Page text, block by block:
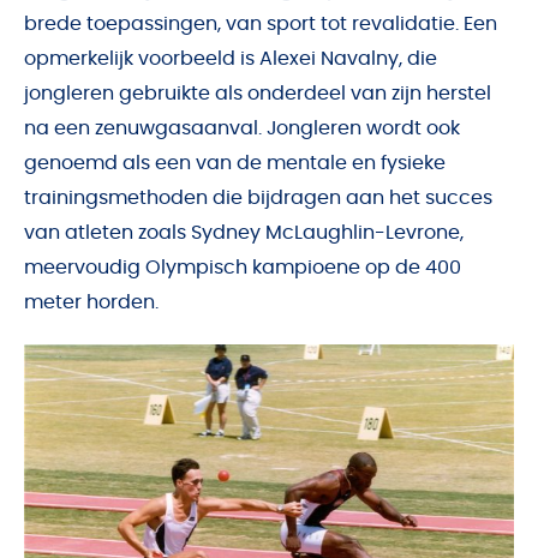
brede toepassingen, van sport tot revalidatie. Een
opmerkelijk voorbeeld is Alexei Navalny, die
jongleren gebruikte als onderdeel van zijn herstel
na een zenuwgasaanval. Jongleren wordt ook
genoemd als een van de mentale en fysieke
trainingsmethoden die bijdragen aan het succes
van atleten zoals Sydney McLaughlin-Levrone,
meervoudig Olympisch kampioene op de 400
meter horden.